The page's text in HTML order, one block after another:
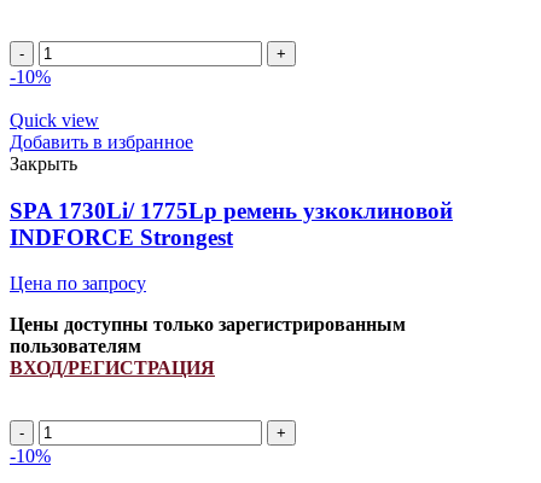
SPA
1655Li/
ремень
узкоклиновой
INDFORCE
Strongest
quantity
-10%
Quick view
Добавить в избранное
Закрыть
SPA 1730Li/ 1775Lp ремень узкоклиновой
INDFORCE Strongest
Цена по запросу
Цены доступны только зарегистрированным
пользователям
ВХОД/РЕГИСТРАЦИЯ
SPA
1730Li/
-10%